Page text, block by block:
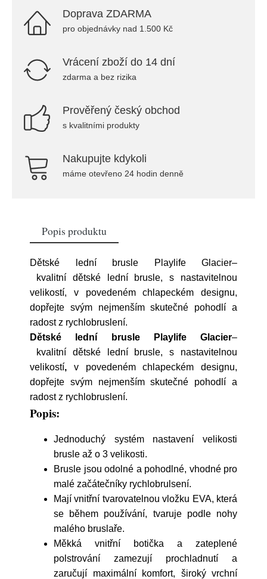
Doprava ZDARMA
pro objednávky nad 1.500 Kč
Vrácení zboží do 14 dní
zdarma a bez rizika
Prověřený český obchod
s kvalitními produkty
Nakupujte kdykoli
máme otevřeno 24 hodin denně
Popis produktu
Dětské lední brusle Playlife Glacier–
kvalitní dětské lední brusle, s nastavitelnou
velikostí, v povedeném chlapeckém designu,
dopřejte svým nejmenším skutečné pohodlí a
radost z rychlobruslení.
Dětské lední brusle Playlife Glacier–
kvalitní dětské lední brusle,
s nastavitelnou
velikostí, v povedeném chlapeckém designu,
dopřejte svým nejmenším skutečné pohodlí a
radost z rychlobruslení.
Popis:
Jednoduchý systém nastavení velikosti
brusle až o 3 velikosti.
Brusle jsou odolné a pohodlné, vhodné pro
malé začátečníky rychlobrulsení.
Mají vnitřní tvarovatelnou vložku EVA, která
se během používání, tvaruje podle nohy
malého bruslaře.
Měkká vnitřní botička a zateplené
polstrování zamezují prochladnutí a
zaručují maximální komfort, široký vrchní